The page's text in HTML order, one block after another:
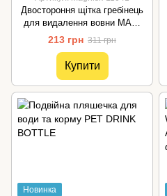
Двостороння щітка гребінець
для видалення вовни MAG-
743
213 грн 311 грн
Купити
Новинка